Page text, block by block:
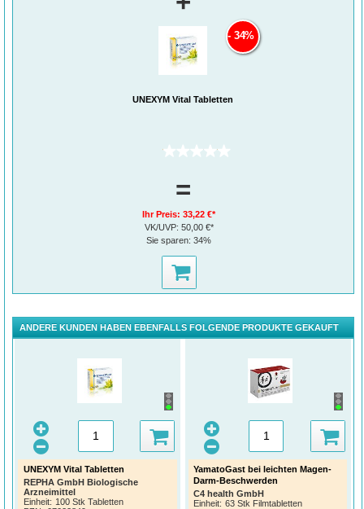
UNEXYM Vital Tabletten
(0)
34%
=
Ihr Preis:33,22 €*
VK/UVP: 50,00 €*
Sie sparen:34%
ANDERE KUNDEN HABEN EBENFALLS FOLGENDE PRODUKTE GEKAUFT
UNEXYM Vital Tabletten
REPHA GmbH Biologische
Arzneimittel
Einheit: 100 Stk Tabletten
YamatoGast bei leichten Magen-
Darm-Beschwerden
C4 health GmbH
Einheit: 63 Stk Filmtabletten